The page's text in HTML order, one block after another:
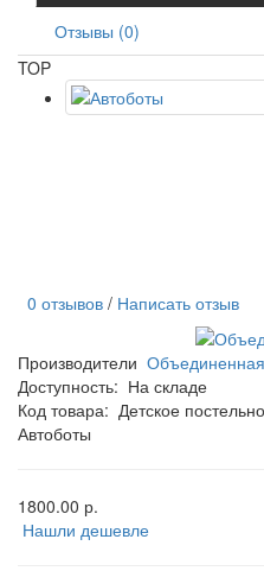
Отзывы (0)
TOP
0 отзывов / Написать отзыв
Производители
Доступность: На складе
Код товара: Детское
Автоботы
1800.00 р.
Нашли дешевле